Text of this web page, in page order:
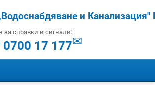
и Канализация"
за справки и сигнали:
17 177✉